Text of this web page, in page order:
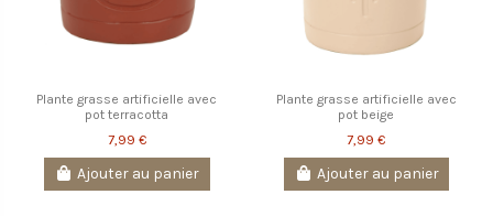
Plante grasse artificielle avec
pot terracotta
7,99 €
Ajouter au panier
Plante grasse artificielle avec
pot beige
7,99 €
Ajouter au panier